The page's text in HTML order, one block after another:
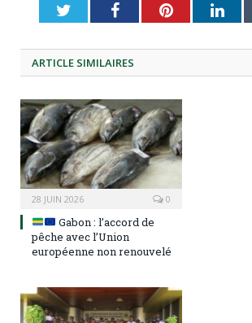
TwitterFacebookPinterest
ARTICLE SIMILAIRES
28 JUIN 2026 0
Gabon : l’accord de
pêche avec l’Union
européenne non renouvelé